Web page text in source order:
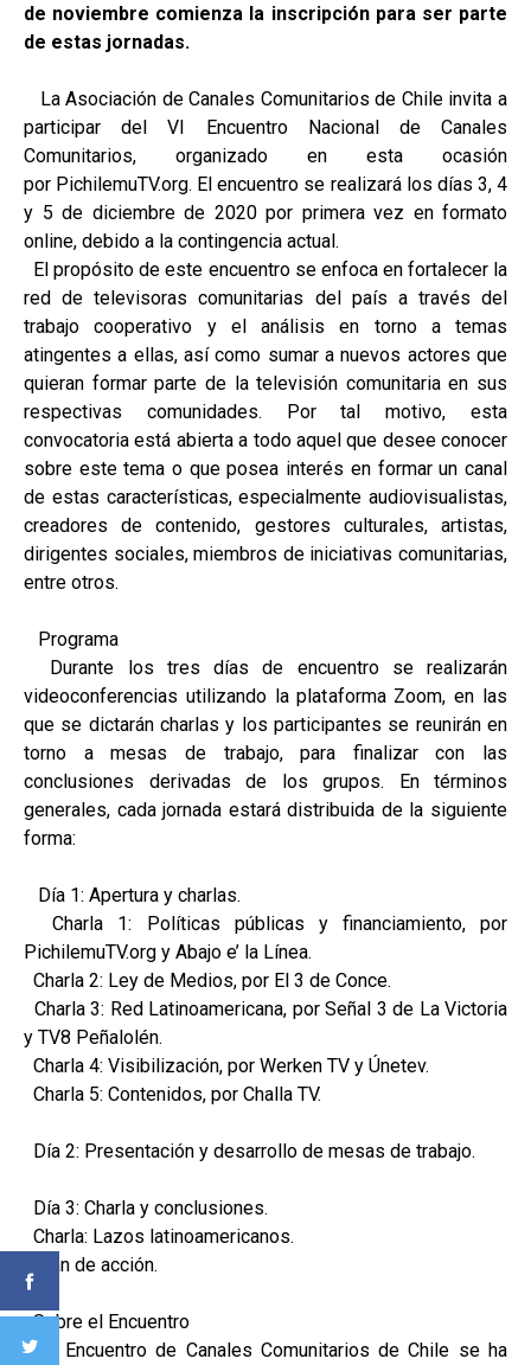
de noviembre comienza la inscripción para ser parte
de estas jornadas.
La Asociación de Canales Comunitarios de Chile invita a
participar del VI Encuentro Nacional de Canales
Comunitarios, organizado en esta ocasión
por PichilemuTV.org. El encuentro se realizará los días 3, 4
y 5 de diciembre de 2020 por primera vez en formato
online, debido a la contingencia actual.
El propósito de este encuentro se enfoca en fortalecer la
red de televisoras comunitarias del país a través del
trabajo cooperativo y el análisis en torno a temas
atingentes a ellas, así como sumar a nuevos actores que
quieran formar parte de la televisión comunitaria en sus
respectivas comunidades. Por tal motivo, esta
convocatoria está abierta a todo aquel que desee conocer
sobre este tema o que posea interés en formar un canal
de estas características, especialmente audiovisualistas,
creadores de contenido, gestores culturales, artistas,
dirigentes sociales, miembros de iniciativas comunitarias,
entre otros.
Programa
Durante los tres días de encuentro se realizarán
videoconferencias utilizando la plataforma Zoom, en las
que se dictarán charlas y los participantes se reunirán en
torno a mesas de trabajo, para finalizar con las
conclusiones derivadas de los grupos. En términos
generales, cada jornada estará distribuida de la siguiente
forma:
Día 1: Apertura y charlas.
Charla 1: Políticas públicas y financiamiento, por
PichilemuTV.org y Abajo e’ la Línea.
Charla 2: Ley de Medios, por El 3 de Conce.
Charla 3: Red Latinoamericana, por Señal 3 de La Victoria
y TV8 Peñalolén.
Charla 4: Visibilización, por Werken TV y Únetev.
Charla 5: Contenidos, por Challa TV.
Día 2: Presentación y desarrollo de mesas de trabajo.
Día 3: Charla y conclusiones.
Charla: Lazos latinoamericanos.
Plan de acción.
Sobre el Encuentro
El Encuentro de Canales Comunitarios de Chile se ha